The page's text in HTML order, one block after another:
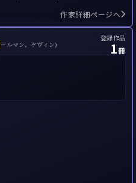
作家詳細ページへ
ールマン、ケヴィン)
登録作品
1冊